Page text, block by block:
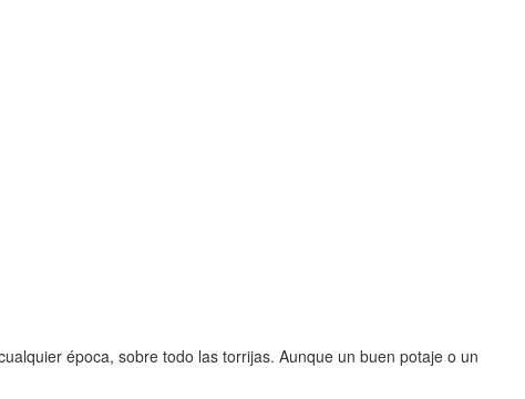
época, sobre todo las torrijas. Aunque un buen potaje o un